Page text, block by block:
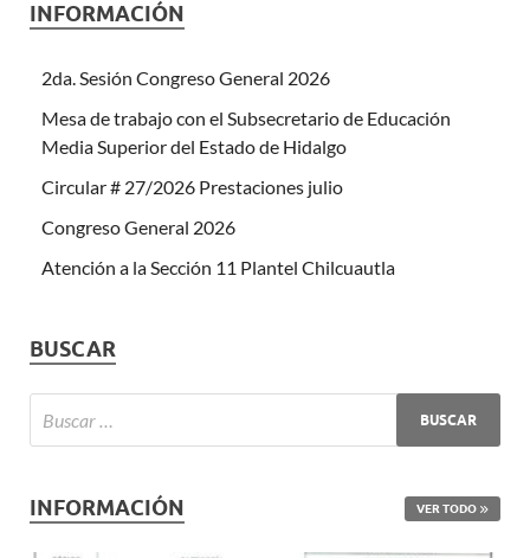
INFORMACIÓN
2da. Sesión Congreso General 2026
Mesa de trabajo con el Subsecretario de Educación
Media Superior del Estado de Hidalgo
Circular # 27/2026 Prestaciones julio
Congreso General 2026
Atención a la Sección 11 Plantel Chilcuautla
BUSCAR
INFORMACIÓN VER TODO